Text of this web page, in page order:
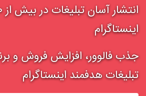
اینستاگرام
جذب فالوور، افزایش فروش و
تبلیغات هدفمند اینستاگرام